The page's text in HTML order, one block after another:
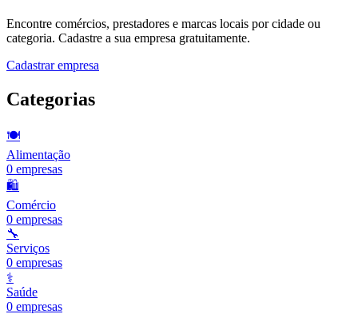
Encontre comércios, prestadores e marcas locais por cidade ou
categoria. Cadastre a sua empresa gratuitamente.
Cadastrar empresa
Categorias
🍽️
Alimentação
0 empresas
🛍️
Comércio
0 empresas
🔧
Serviços
0 empresas
⚕️
Saúde
0 empresas